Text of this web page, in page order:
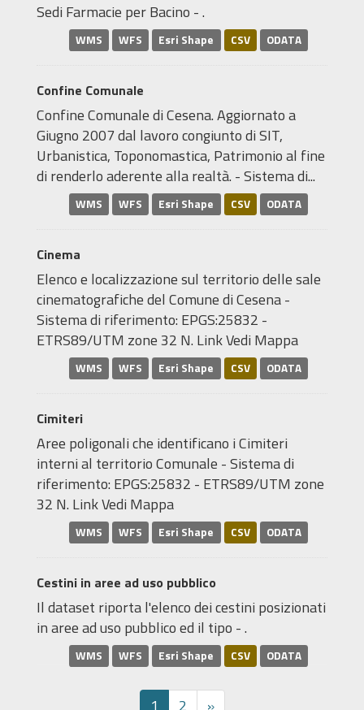
Sedi Farmacie per Bacino - .
WMS WFS Esri Shape CSV ODATA
Confine Comunale
Confine Comunale di Cesena. Aggiornato a
Giugno 2007 dal lavoro congiunto di SIT,
Urbanistica, Toponomastica, Patrimonio al fine
di renderlo aderente alla realtà. - Sistema di...
WMS WFS Esri Shape CSV ODATA
Cinema
Elenco e localizzazione sul territorio delle sale
cinematografiche del Comune di Cesena -
Sistema di riferimento: EPGS:25832 -
ETRS89/UTM zone 32 N. Link Vedi Mappa
WMS WFS Esri Shape CSV ODATA
Cimiteri
Aree poligonali che identificano i Cimiteri
interni al territorio Comunale - Sistema di
riferimento: EPGS:25832 - ETRS89/UTM zone
32 N. Link Vedi Mappa
WMS WFS Esri Shape CSV ODATA
Cestini in aree ad uso pubblico
Il dataset riporta l'elenco dei cestini posizionati
in aree ad uso pubblico ed il tipo - .
WMS WFS Esri Shape CSV ODATA
1 2 »